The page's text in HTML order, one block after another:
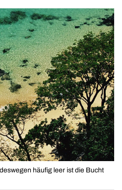
häufig leer ist die Bucht